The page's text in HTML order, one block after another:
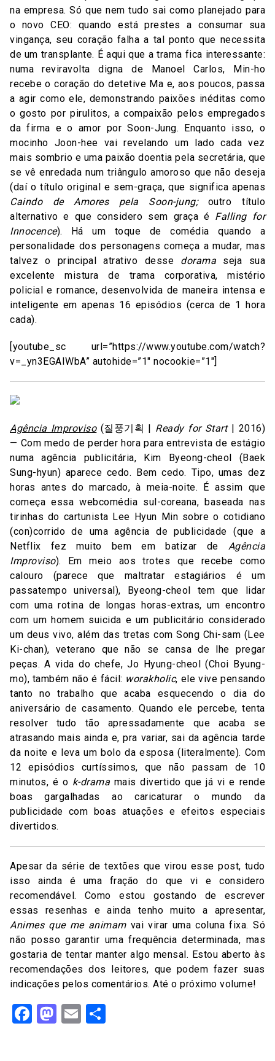
na empresa. Só que nem tudo sai como planejado para
o novo CEO: quando está prestes a consumar sua
vingança, seu coração falha a tal ponto que necessita
de um transplante. É aqui que a trama fica interessante:
numa reviravolta digna de Manoel Carlos, Min-ho
recebe o coração do detetive Ma e, aos poucos, passa
a agir como ele, demonstrando paixões inéditas como
o gosto por pirulitos, a compaixão pelos empregados
da firma e o amor por Soon-Jung. Enquanto isso, o
mocinho Joon-hee vai revelando um lado cada vez
mais sombrio e uma paixão doentia pela secretária, que
se vê enredada num triângulo amoroso que não deseja
(daí o título original e sem-graça, que significa apenas
Caindo de Amores pela Soon-jung; outro título
alternativo e que considero sem graça é Falling for
Innocence). Há um toque de comédia quando a
personalidade dos personagens começa a mudar, mas
talvez o principal atrativo desse dorama seja sua
excelente mistura de trama corporativa, mistério
policial e romance, desenvolvida de maneira intensa e
inteligente em apenas 16 episódios (cerca de 1 hora
cada).
[youtube_sc url=”https://www.youtube.com/watch?
v=_yn3EGAIWbA” autohide=”1″ nocookie=”1″]
Agência Improviso(질풍기획 | Ready for Start| 2016)
— Com medo de perder hora para entrevista de estágio
numa agência publicitária, Kim Byeong-cheol (Baek
Sung-hyun) aparece cedo. Bem cedo. Tipo, umas dez
horas antes do marcado, à meia-noite. É assim que
começa essa webcomédia sul-coreana, baseada nas
tirinhas do cartunista Lee Hyun Min sobre o cotidiano
(con)corrido de uma agência de publicidade (que a
Netflix fez muito bem em batizar de Agência
Improviso). Em meio aos trotes que recebe como
calouro (parece que maltratar estagiários é um
passatempo universal), Byeong-cheol tem que lidar
com uma rotina de longas horas-extras, um encontro
com um homem suicida e um publicitário considerado
um deus vivo, além das tretas com Song Chi-sam (Lee
Ki-chan), veterano que não se cansa de lhe pregar
peças. A vida do chefe, Jo Hyung-cheol (Choi Byung-
mo), também não é fácil: worakholic, ele vive pensando
tanto no trabalho que acaba esquecendo o dia do
aniversário de casamento. Quando ele percebe, tenta
resolver tudo tão apressadamente que acaba se
atrasando mais ainda e, pra variar, sai da agência tarde
da noite e leva um bolo da esposa (literalmente). Com
12 episódios curtíssimos, que não passam de 10
minutos, é o k-drama mais divertido que já vi e rende
boas gargalhadas ao caricaturar o mundo da
publicidade com boas atuações e efeitos especiais
divertidos.
Apesar da série de textões que virou esse post, tudo
isso ainda é uma fração do que vi e considero
recomendável. Como estou gostando de escrever
essas resenhas e ainda tenho muito a apresentar,
Animes que me animamvai virar uma coluna fixa. Só
não posso garantir uma frequência determinada, mas
gostaria de tentar manter algo mensal. Estou aberto às
recomendações dos leitores, que podem fazer suas
indicações pelos comentários. Até o próximo volume!
Facebook
Mastodon
Email